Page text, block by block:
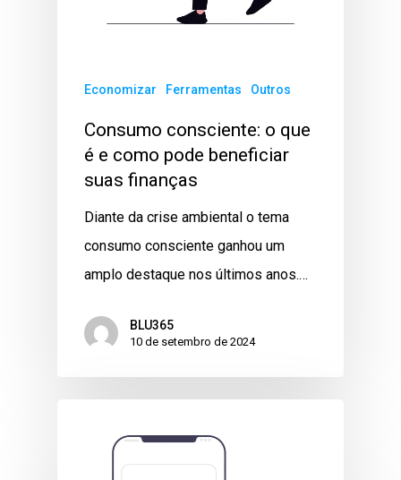
Economizar Ferramentas Outros
Consumo consciente: o que
é e como pode beneficiar
suas finanças
Diante da crise ambiental o tema
consumo consciente ganhou um
amplo destaque nos últimos anos.…
BLU365
10 de setembro de 2024